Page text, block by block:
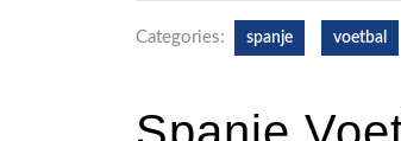
Categories: spanje voetbal